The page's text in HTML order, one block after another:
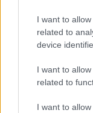
I want to
related to
device
I want to
related to
I want to